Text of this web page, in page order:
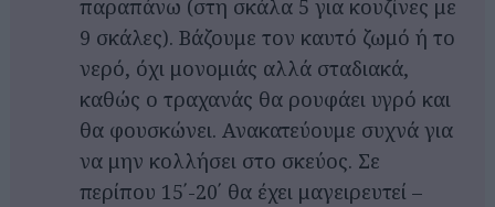
παραπάνω (στη σκάλα 5 για κουζίνες με
9 σκάλες). Βάζουμε τον καυτό ζωμό ή το
νερό, όχι μονομιάς αλλά σταδιακά,
καθώς ο τραχανάς θα ρουφάει υγρό και
θα φουσκώνει. Ανακατεύουμε συχνά για
να μην κολλήσει στο σκεύος. Σε
περίπου 15΄-20΄ θα έχει μαγειρευτεί –